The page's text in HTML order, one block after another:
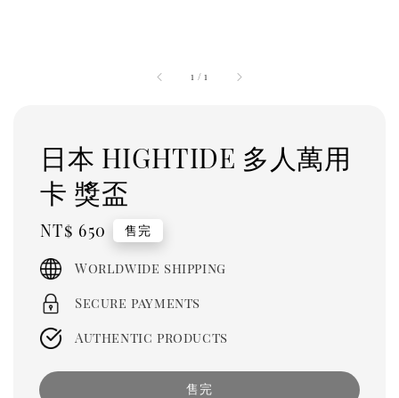
1 /1
日本 HIGHTIDE 多人萬用
卡 獎盃
Regular
price
NT$ 650 售完
Worldwide shipping
Secure payments
Authentic products
售完